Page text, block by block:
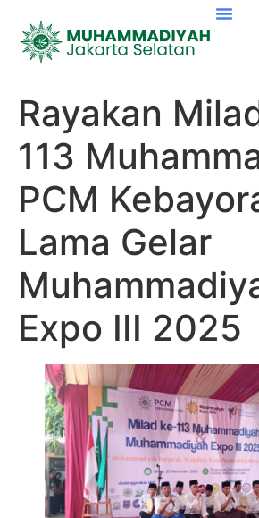
Rayakan
113
PCM
Lama Gelar
Expo III 2025